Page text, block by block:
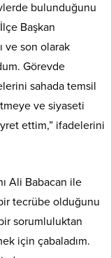
bulunduğunu
Başkan
ve son olarak
Görevde
sahada temsil
ve siyaseti
ettim,” ifadelerini
Ali Babacan ile
tecrübe olduğunu
sorumluluktan
için çabaladım.